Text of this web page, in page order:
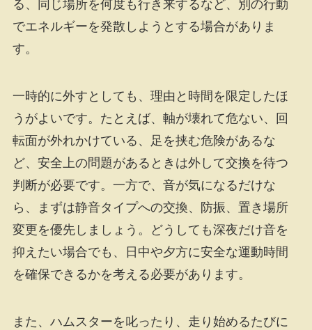
る、同じ場所を何度も行き来するなど、別の行動
でエネルギーを発散しようとする場合がありま
す。
一時的に外すとしても、理由と時間を限定したほ
うがよいです。たとえば、軸が壊れて危ない、回
転面が外れかけている、足を挟む危険があるな
ど、安全上の問題があるときは外して交換を待つ
判断が必要です。一方で、音が気になるだけな
ら、まずは静音タイプへの交換、防振、置き場所
変更を優先しましょう。どうしても深夜だけ音を
抑えたい場合でも、日中や夕方に安全な運動時間
を確保できるかを考える必要があります。
また、ハムスターを叱ったり、走り始めるたびに